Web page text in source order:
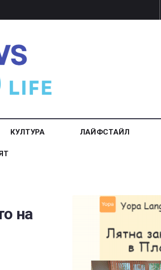
КУЛТУРА ЛАЙФСТАЙЛ
на